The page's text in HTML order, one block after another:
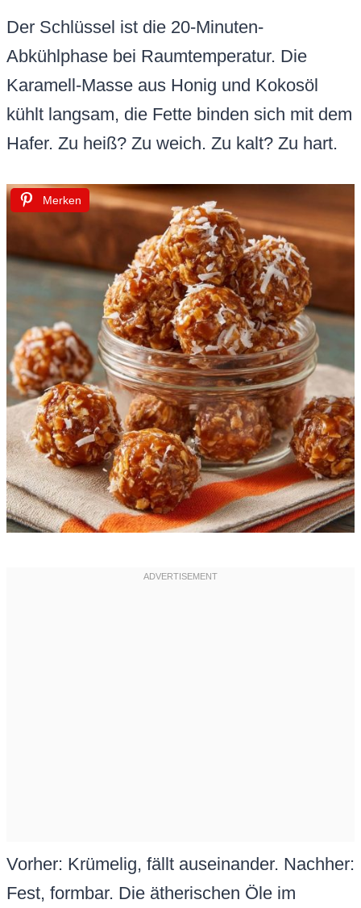
Der Schlüssel ist die 20-Minuten-
Abkühlphase bei Raumtemperatur. Die
Karamell-Masse aus Honig und Kokosöl
kühlt langsam, die Fette binden sich mit dem
Hafer. Zu heiß? Zu weich. Zu kalt? Zu hart.
Merken
Vorher: Krümelig, fällt auseinander. Nachher:
Fest, formbar. Die ätherischen Öle im